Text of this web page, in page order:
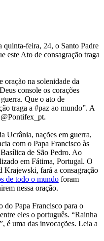
quinta-feira, 24, o Santo Padre
este Ato de consagração traga
oração na solenidade da
console os corações
Que o ato de
traga a #paz ao mundo”. A
Ucrânia, nações em guerra,
com o Papa Francisco às
de São Pedro. Ao
em Fátima, Portugal. O
fará a consagração
de todo o mundo foram
nessa oração.
do Papa Francisco para o
eles o português. “Rainha
é uma das invocações. Leia a